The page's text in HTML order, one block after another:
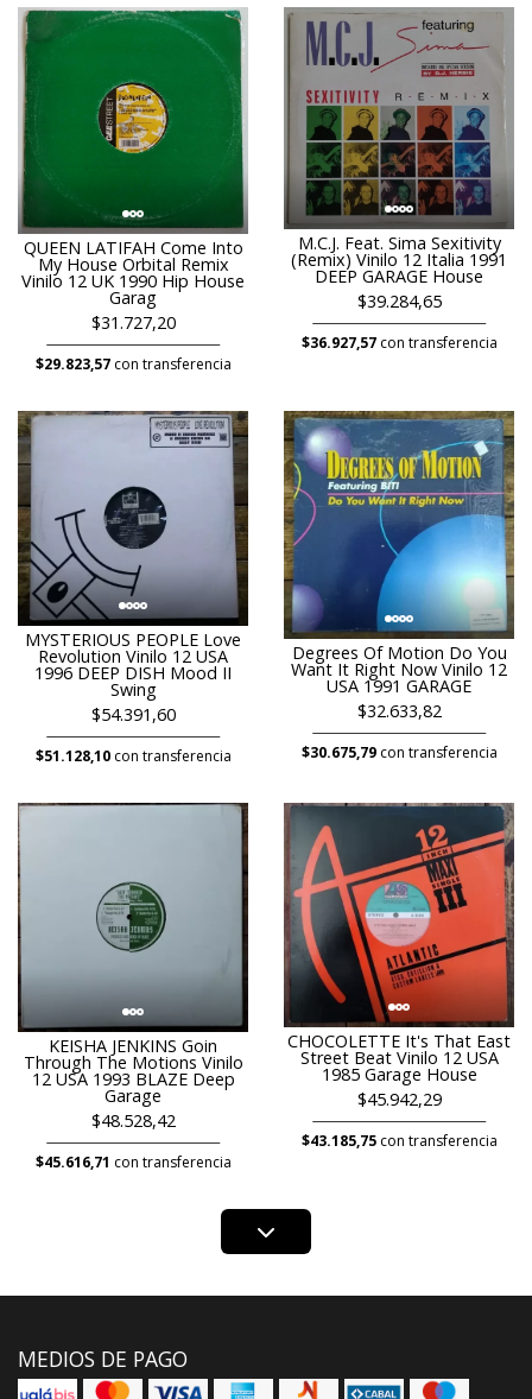
QUEEN LATIFAH Come Into
My House Orbital Remix
Vinilo 12 UK 1990 Hip House
Garag
$31.727,20
$29.823,57con transferencia
M.C.J. Feat. Sima Sexitivity
(Remix) Vinilo 12 Italia 1991
DEEP GARAGE House
$39.284,65
$36.927,57con transferencia
MYSTERIOUS PEOPLE Love
Revolution Vinilo 12 USA
1996 DEEP DISH Mood II
Swing
$54.391,60
$51.128,10con transferencia
Degrees Of Motion Do You
Want It Right Now Vinilo 12
USA 1991 GARAGE
$32.633,82
$30.675,79con transferencia
KEISHA JENKINS Goin
Through The Motions Vinilo
12 USA 1993 BLAZE Deep
Garage
$48.528,42
$45.616,71 con transferencia
CHOCOLETTE It's That East
Street Beat Vinilo 12 USA
1985 Garage House
$45.942,29
$43.185,75con transferencia
MEDIOS DE PAGO